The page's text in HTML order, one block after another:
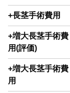
+長茎手術費用
+増大長茎手術費
用(評価)
+増大長茎手術費
用